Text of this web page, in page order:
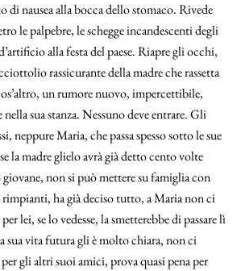
nausea alla bocca dello stomaco. Rivede
le palpebre, le schegge incandescenti degli
alla festa del paese. Riapre gli occhi,
rassicurante della madre che rassetta
un rumore nuovo, impercettibile,
sua stanza. Nessuno deve entrare. Gli
neppure Maria, che passa spesso sotto le sue
la madre glielo avrà già detto cento volte
non si può mettere su famiglia con
rimpianti, ha già deciso tutto, a Maria non ci
lei, se lo vedesse, la smetterebbe di passare lì
sua vita futura gli è molto chiara, non ci
gli altri suoi amici, prova quasi pena per